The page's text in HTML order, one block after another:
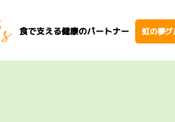
食で支える健康のパートナー 虹の夢グ